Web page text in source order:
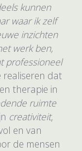
kunnen
waar ik zelf
inzichten
werk ben,
professioneel
dat
therapie in
ruimte
creativiteit,
en van
de mensen